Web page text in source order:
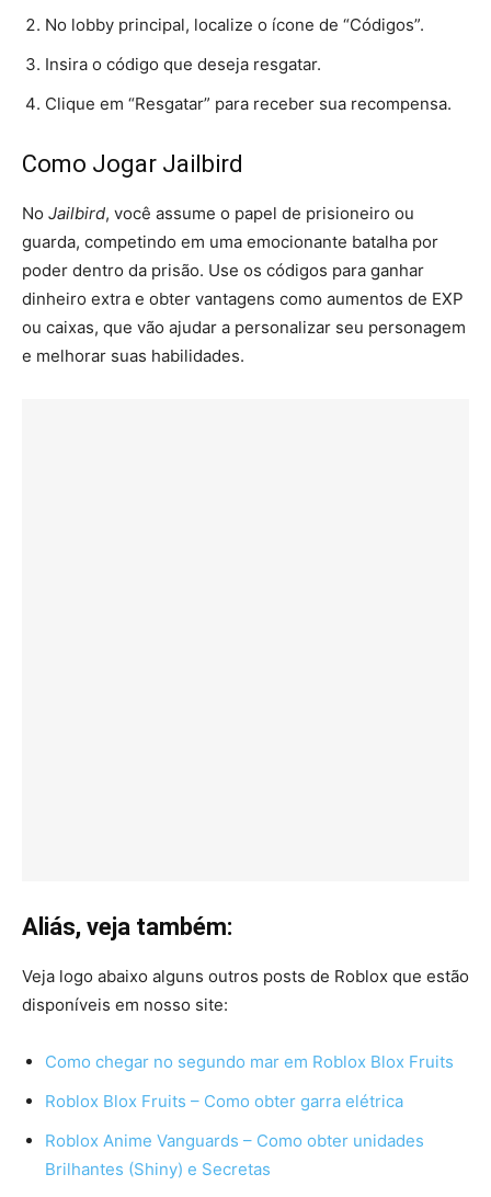
No lobby principal, localize o ícone de “Códigos”.
Insira o código que deseja resgatar.
Clique em “Resgatar” para receber sua recompensa.
Como Jogar Jailbird
No Jailbird, você assume o papel de prisioneiro ou
guarda, competindo em uma emocionante batalha por
poder dentro da prisão. Use os códigos para ganhar
dinheiro extra e obter vantagens como aumentos de EXP
ou caixas, que vão ajudar a personalizar seu personagem
e melhorar suas habilidades.
Aliás, veja também:
Veja logo abaixo alguns outros posts de Roblox que estão
disponíveis em nosso site:
Como chegar no segundo mar em Roblox Blox Fruits
Roblox Blox Fruits – Como obter garra elétrica
Roblox Anime Vanguards – Como obter unidades
Brilhantes (Shiny) e Secretas